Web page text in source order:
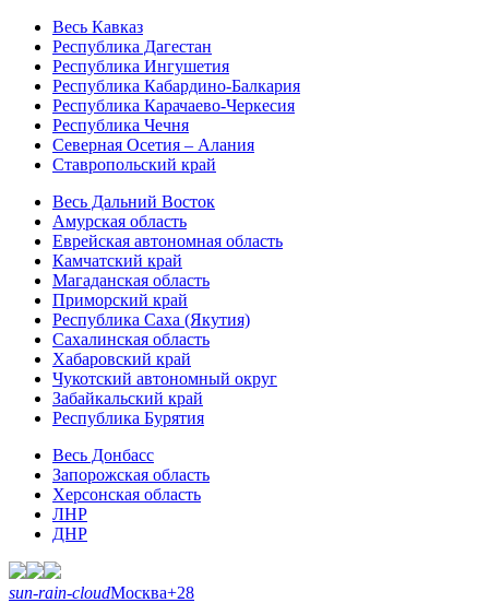
Весь Кавказ
Республика Дагестан
Республика Ингушетия
Республика Кабардино-Балкария
Республика Карачаево-Черкесия
Республика Чечня
Северная Осетия – Алания
Ставропольский край
Весь Дальний Восток
Амурская область
Еврейская автономная область
Камчатский край
Магаданская область
Приморский край
Республика Саха (Якутия)
Сахалинская область
Хабаровский край
Чукотский автономный округ
Забайкальский край
Республика Бурятия
Весь Донбасс
Запорожская область
Херсонская область
ЛНР
ДНР
sun-rain-cloudМосква+28